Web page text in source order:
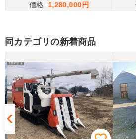
けることが出来て大満足です
10月にコンバインを購入させ
川県から熊本県まで運んでも
械の説明をしていただき感謝
この度無事に稲刈りを行い、
ンクスさん、ありがとうござ
備済み
1,280,000
同カテゴリの新着商品